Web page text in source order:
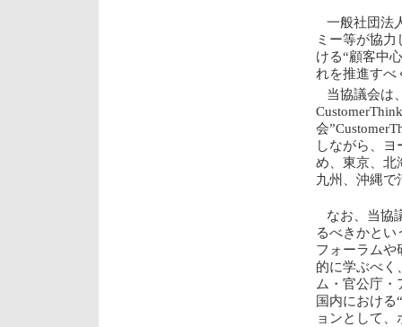
一般社団法
ミー等が協
ける“顧客中
れを推進すべ
当協議会は
会
しながら、
め、東京、北
九州、沖縄で
なお、当協
るべきかとい
フォーラムや
的に学ぶべく
ム・官公庁
国内における
ョンとして